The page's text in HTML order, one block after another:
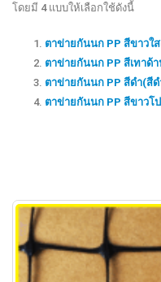
โดยมี 4 แบบให้เลือกใช้ดังนี้
ตาข่ายกันนก PP สีขาวใ
ตาข่ายกันนก PP สีเทาด้
ตาข่ายกันนก PP สีดำ(สีด
ตาข่ายกันนก PP สีขาวโป